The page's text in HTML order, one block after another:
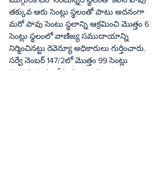
తక్కువ ఆరు సెంట్లు స్థలంతో పాటు అదనంగా
మరో పావు సెంటు స్థలాన్ని ఆక్రమించి మొత్తం 6
సెంట్లు స్థలంలో వాణిజ్య సముదాయాన్ని
నిర్మించినట్టు రెవెన్యూ అధికారులు గుర్తించారు.
సర్వే నెంబర్ 147/2లో మొత్తం 99 సెంట్లు
ప్రభుత్వ పోరంబోకు స్థలంగా నమోదై ఉంది.